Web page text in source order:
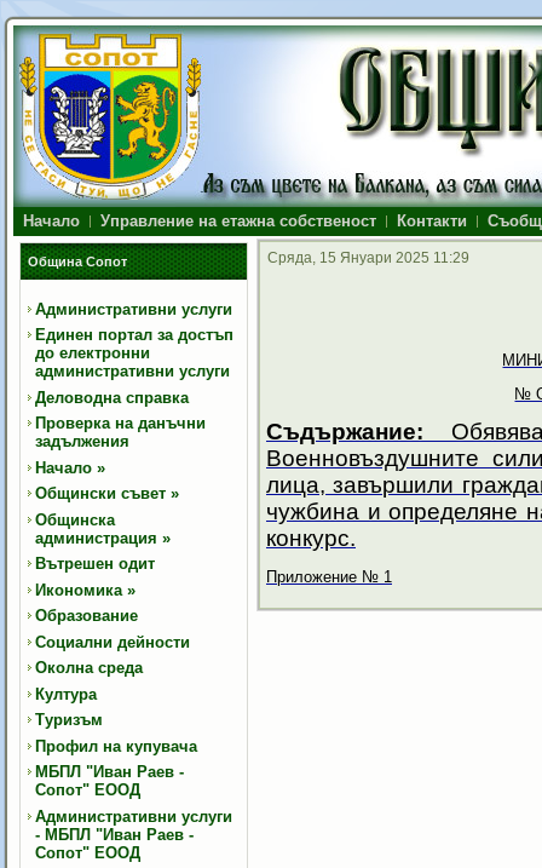
Начало Управление на етажна собственост Контакти
Община Сопот
Административни услуги
Единен портал за достъп
до електронни
административни услуги
Деловодна справка
Проверка на данъчни
задължения
Начало »
Общински съвет »
Общинска
администрация »
Вътрешен одит
Икономика »
Образование
Социални дейности
Околна среда
Култура
Туризъм
Профил на купувача
МБПЛ "Иван Раев -
Сопот" ЕООД
Административни услуги
- МБПЛ "Иван Раев -
Сопот" ЕООД
Сряда, 15 Януари 2025 11:29
№
Съдържание:
Военновъздушните
лица, завършили
чужбина и определяне
конкурс.
Приложение № 1